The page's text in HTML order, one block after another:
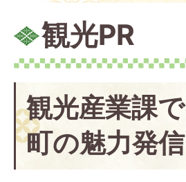
観光PR
観光産業課
町の魅力発